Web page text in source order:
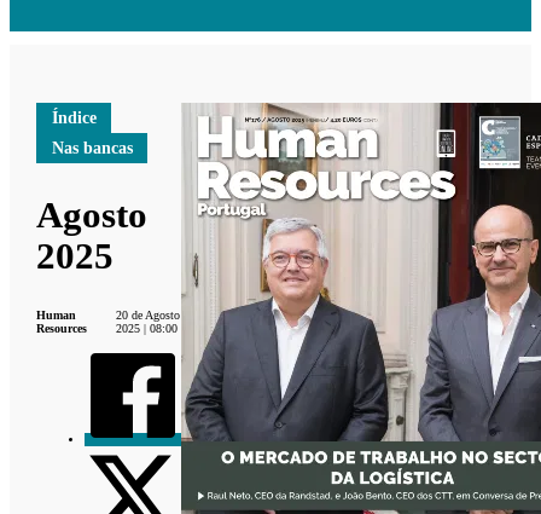
Índice
Nas bancas
Agosto
2025
Human
Resources
20 de Agosto
2025 | 08:00